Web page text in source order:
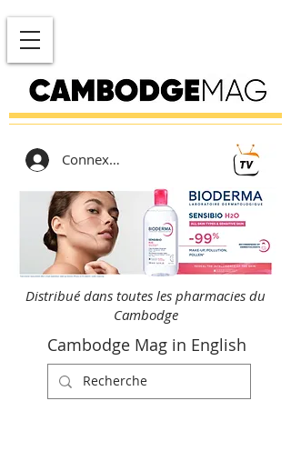
Connexion
Distribué dans toutes les pharmacies du
Cambodge
Cambodge Mag in English